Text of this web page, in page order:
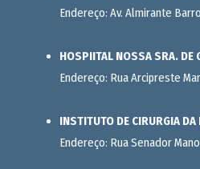
Endereço: Av. Almirante
HOSPIITAL NOSSA SRA. DE
Endereço: Rua Arcipreste
INSTITUTO DE CIRURGIA DA
Endereço: Rua Senador